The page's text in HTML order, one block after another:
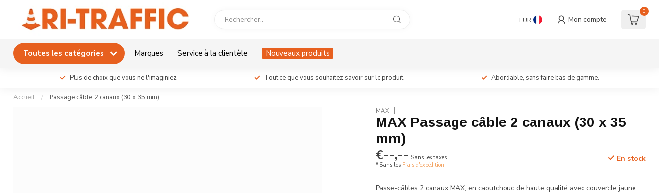
EUR Mon compte
0
Toutes les catégories Marques Service à la clientèle Nouveaux produits
Plus de choix que vous ne l'imaginiez. Tout ce que vous souhaitez savoir sur le produit. Abordable, sans faire bas de gamme.
Accueil / Passage câble 2 canaux (30 x 35 mm)
MAX
MAX Passage câble 2 canaux (30 x 35
mm)
€--,-- Sans les taxes
* Sans les Frais d'expédition
En stock
Passe-câbles 2 canaux MAX, en caoutchouc de haute qualité avec couvercle jaune.